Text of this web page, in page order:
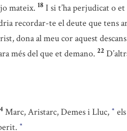
mateix. 18 I si t’ha perjudicat o
recordar-te el deute que tens
dona al meu cor aquest
més del que et demano. 22
Marc, Aristarc, Demes i Lluc, *
*